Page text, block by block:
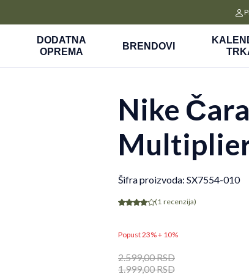
DODATNA
OPREMA
BRENDOVI
Nike
Šifra proizvoda: SX7554-010
(1 recenzija)
Popust 23% + 10%
2.599,00RSD
1.999,00RSD